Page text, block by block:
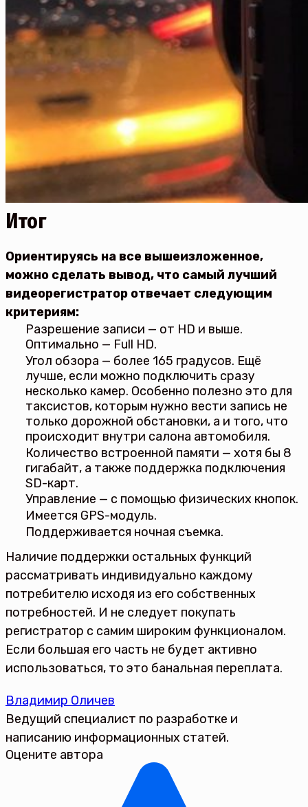
Итог
Ориентируясь на все вышеизложенное,
можно сделать вывод, что самый лучший
видеорегистратор отвечает следующим
критериям:
Разрешение записи — от HD и выше.
Оптимально — Full HD.
Угол обзора — более 165 градусов. Ещё
лучше, если можно подключить сразу
несколько камер. Особенно полезно это для
таксистов, которым нужно вести запись не
только дорожной обстановки, а и того, что
происходит внутри салона автомобиля.
Количество встроенной памяти — хотя бы 8
гигабайт, а также поддержка подключения
SD-карт.
Управление — с помощью физических кнопок.
Имеется GPS-модуль.
Поддерживается ночная съемка.
Наличие поддержки остальных функций
рассматривать индивидуально каждому
потребителю исходя из его собственных
потребностей. И не следует покупать
регистратор с самим широким функционалом.
Если большая его часть не будет активно
использоваться, то это банальная переплата.
Владимир Оличев
Ведущий специалист по разработке и
написанию информационных статей.
Оцените автора